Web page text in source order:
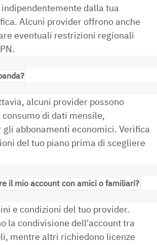
dalla tua
Alcuni provider offrono anche
eventuali restrizioni regionali
alcuni provider possono
di dati mensile,
abbonamenti economici. Verifica
del tuo piano prima di scegliere
il mio account con amici o familiari?
e condizioni del tuo provider.
la condivisione dell'account tra
mentre altri richiedono licenze